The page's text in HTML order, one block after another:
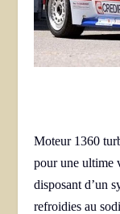
Moteur 1360
pour une ultime
disposant d’un
refroidies au